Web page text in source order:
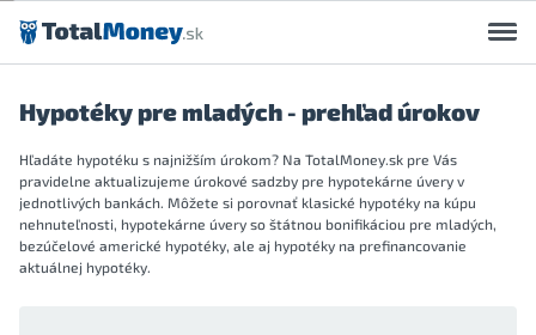
Preskočiť na obsah
Hypotéky pre mladých - prehľad úrokov
Hľadáte hypotéku s najnižším úrokom? Na TotalMoney.sk pre Vás
pravidelne aktualizujeme úrokové sadzby pre hypotekárne úvery v
jednotlivých bankách. Môžete si porovnať klasické hypotéky na kúpu
nehnuteľnosti, hypotekárne úvery so štátnou bonifikáciou pre mladých,
bezúčelové americké hypotéky, ale aj hypotéky na prefinancovanie
aktuálnej hypotéky.